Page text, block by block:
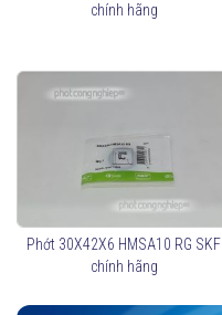
chính hãng
Phớt 30X42X6 HMSA10 RG SKF
chính hãng